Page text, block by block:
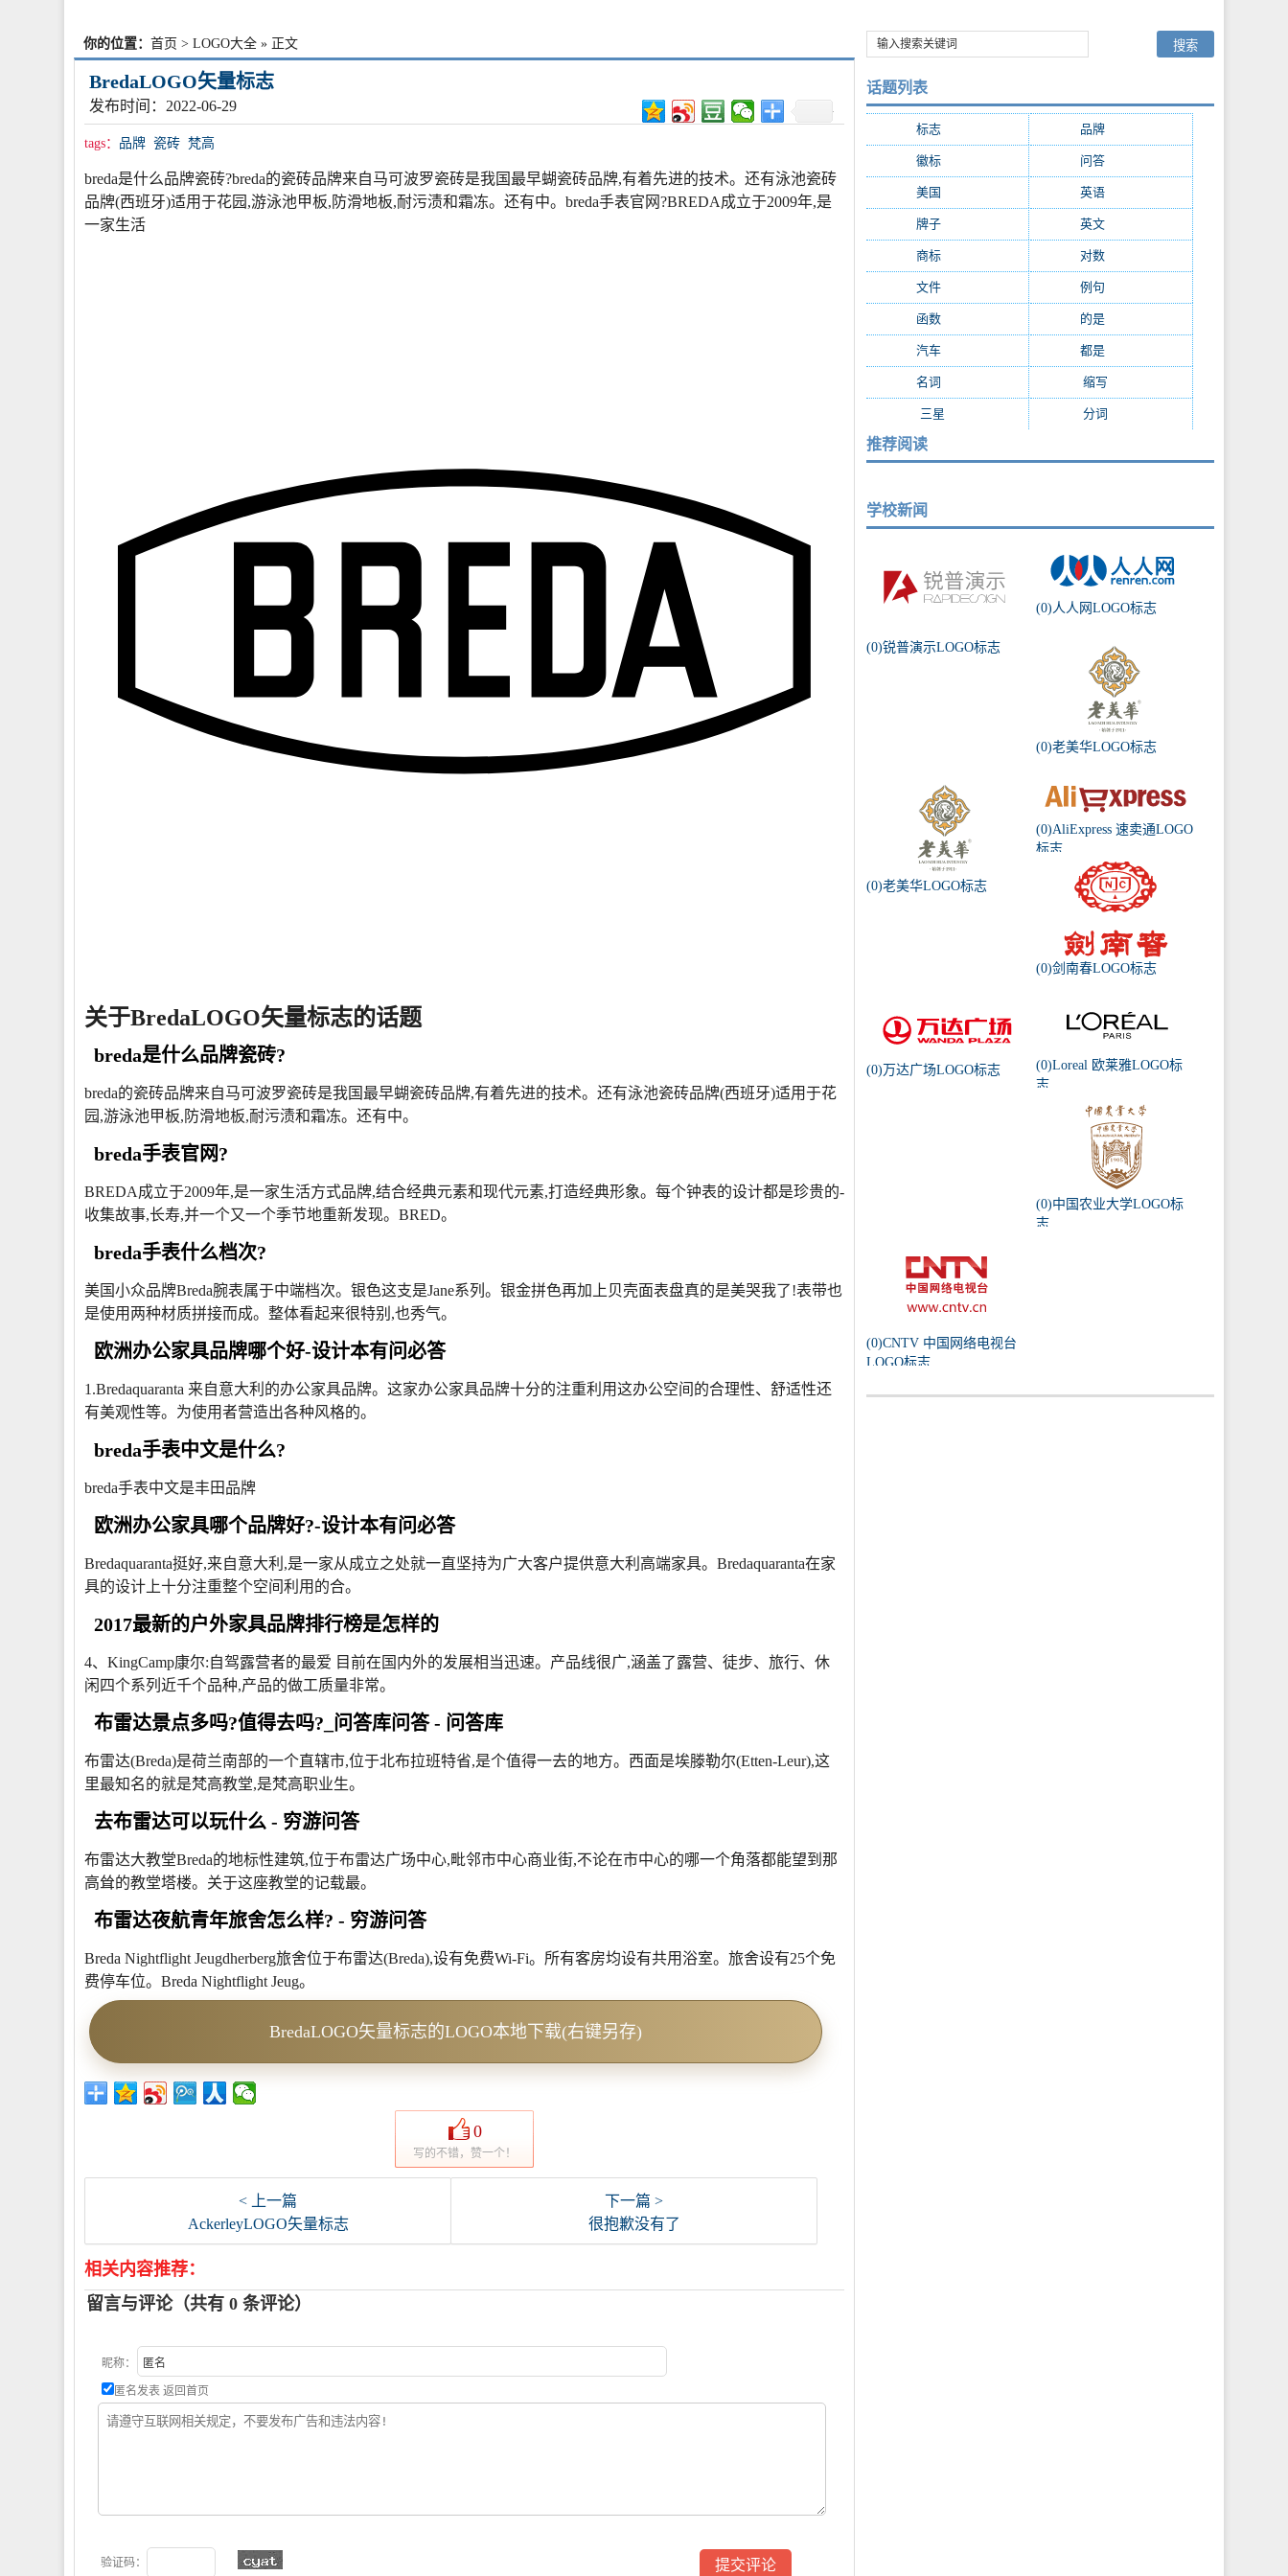
你的位置： 首页 > LOGO大全 » 正文
BredaLOGO矢量标志
发布时间：2022-06-29
tags： 品牌 瓷砖 梵高
breda是什么品牌瓷砖?breda的瓷砖品牌来自马可波罗瓷砖是我国最早蝴瓷砖品牌,有着先进的技术。还有泳池瓷砖
品牌(西班牙)适用于花园,游泳池甲板,防滑地板,耐污渍和霜冻。还有中。breda手表官网?BREDA成立于2009年,是
一家生活
关于BredaLOGO矢量标志的话题
breda是什么品牌瓷砖?
breda的瓷砖品牌来自马可波罗瓷砖是我国最早蝴瓷砖品牌,有着先进的技术。还有泳池瓷砖品牌(西班牙)适用于花
园,游泳池甲板,防滑地板,耐污渍和霜冻。还有中。
breda手表官网?
BREDA成立于2009年,是一家生活方式品牌,结合经典元素和现代元素,打造经典形象。每个钟表的设计都是珍贵的-
收集故事,长寿,并一个又一个季节地重新发现。BRED。
breda手表什么档次?
美国小众品牌Breda腕表属于中端档次。银色这支是Jane系列。银金拼色再加上贝壳面表盘真的是美哭我了!表带也
是使用两种材质拼接而成。整体看起来很特别,也秀气。
欧洲办公家具品牌哪个好-设计本有问必答
1.Bredaquaranta 来自意大利的办公家具品牌。这家办公家具品牌十分的注重利用这办公空间的合理性、舒适性还
有美观性等。为使用者营造出各种风格的。
breda手表中文是什么?
breda手表中文是丰田品牌
欧洲办公家具哪个品牌好?-设计本有问必答
Bredaquaranta挺好,来自意大利,是一家从成立之处就一直坚持为广大客户提供意大利高端家具。Bredaquaranta在家
具的设计上十分注重整个空间利用的合。
2017最新的户外家具品牌排行榜是怎样的
4、KingCamp康尔:自驾露营者的最爱 目前在国内外的发展相当迅速。产品线很广,涵盖了露营、徒步、旅行、休
闲四个系列近千个品种,产品的做工质量非常。
布雷达景点多吗?值得去吗?_问答库问答 - 问答库
布雷达(Breda)是荷兰南部的一个直辖市,位于北布拉班特省,是个值得一去的地方。西面是埃滕勒尔(Etten-Leur),这
里最知名的就是梵高教堂,是梵高职业生。
去布雷达可以玩什么 - 穷游问答
布雷达大教堂Breda的地标性建筑,位于布雷达广场中心,毗邻市中心商业街,不论在市中心的哪一个角落都能望到那
高耸的教堂塔楼。关于这座教堂的记载最。
布雷达夜航青年旅舍怎么样? - 穷游问答
Breda Nightflight Jeugdherberg旅舍位于布雷达(Breda),设有免费Wi-Fi。所有客房均设有共用浴室。旅舍设有25个免
费停车位。Breda Nightflight Jeug。
BredaLOGO矢量标志的LOGO本地下载(右键另存)
0
写的不错，赞一个！
< 上一篇
AckerleyLOGO矢量标志
下一篇 >
很抱歉没有了
相关内容推荐：
留言与评论（共有 0 条评论）
昵称：
匿名发表 返回首页
验证码：
话题列表
标志 品牌(7464)
徽标 问答(4592)
美国 英语(2315)
牌子 英文(2062)
商标 对数(2017)
文件 例句
函数 的是(1136)
汽车 都是(1055)
名词 缩写
三星 分词
推荐阅读
学校新闻
(0)锐普演示LOGO标志
(0)人人网LOGO标志
(0)老美华LOGO标志
(0)老美华LOGO标志
(0)AliExpress 速卖通LOGO
标志
(0)剑南春LOGO标志
(0)万达广场LOGO标志
(0)Loreal 欧莱雅LOGO标
志
(0)中国农业大学LOGO标
志
(0)CNTV 中国网络电视台
LOGO标志